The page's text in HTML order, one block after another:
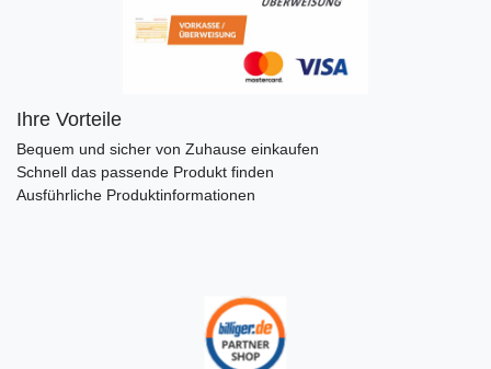
Ihre Vorteile
Bequem und sicher von Zuhause einkaufen
Schnell das passende Produkt finden
Ausführliche Produktinformationen